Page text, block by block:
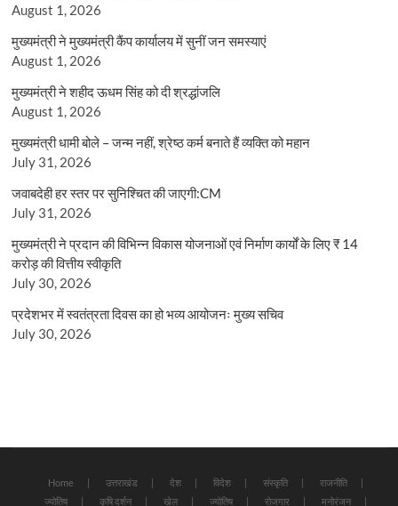
August 1, 2026
मुख्यमंत्री ने मुख्यमंत्री कैंप कार्यालय में सुनीं जन समस्याएं
August 1, 2026
मुख्यमंत्री ने शहीद ऊधम सिंह को दी श्रद्धांजलि
August 1, 2026
मुख्यमंत्री धामी बोले – जन्म नहीं, श्रेष्ठ कर्म बनाते हैं व्यक्ति को महान
July 31, 2026
जवाबदेही हर स्तर पर सुनिश्चित की जाएगी:CM
July 31, 2026
मुख्यमंत्री ने प्रदान की विभिन्न विकास योजनाओं एवं निर्माण कार्यों के लिए ₹ 14
करोड़ की वित्तीय स्वीकृति
July 30, 2026
प्रदेशभर में स्वतंत्रता दिवस का हो भव्य आयोजनः मुख्य सचिव
July 30, 2026
Home उत्तराखंड देश विदेश संस्कृति
राजनीति
ज्योतिष
कृषि दर्शन खेल ज्योतिष रोजगार मनोरंजन